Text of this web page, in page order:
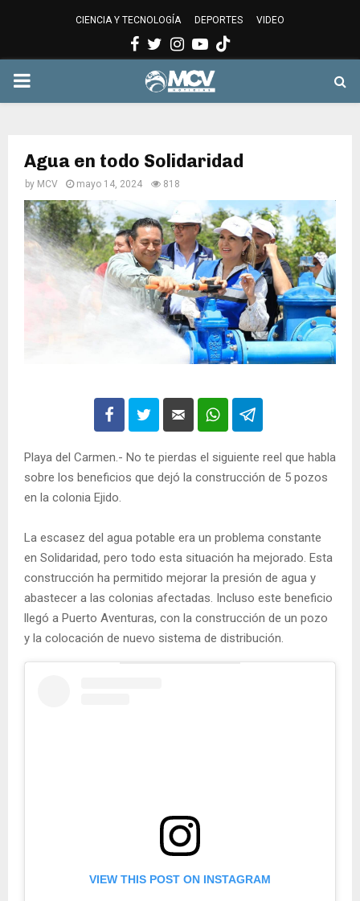
CIENCIA Y TECNOLOGÍA DEPORTES VIDEO
Facebook
Twitter
Instagram
Youtube
PRIMARY
Agua en todo Solidaridad
by MCV mayo 14, 2024 818
Playa del Carmen.- No te pierdas el siguiente reel que habla
sobre los beneficios que dejó la construcción de 5 pozos
en la colonia Ejido.
La escasez del agua potable era un problema constante
en Solidaridad, pero todo esta situación ha mejorado. Esta
construcción ha permitido mejorar la presión de agua y
abastecer a las colonias afectadas. Incluso este beneficio
llegó a Puerto Aventuras, con la construcción de un pozo
y la colocación de nuevo sistema de distribución.
VIEW THIS POST ON INSTAGRAM